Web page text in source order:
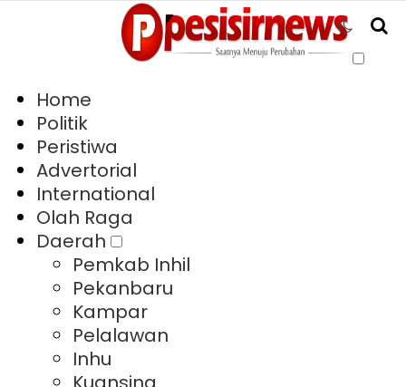
Home
Politik
Peristiwa
Advertorial
International
Olah Raga
Daerah
Pemkab Inhil
Pekanbaru
Kampar
Pelalawan
Inhu